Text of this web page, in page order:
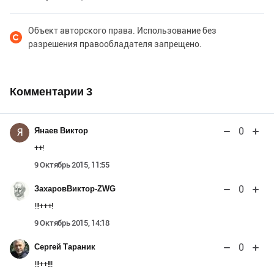
Объект авторского права. Использование без
разрешения правообладателя запрещено.
Комментарии 3
Я Янаев Виктор 0
++!
9 Октябрь 2015, 11:55
ЗахаровВиктор-ZWG 0
!!!+++!
9 Октябрь 2015, 14:18
Сергей Тараник 0
!!!++!!!